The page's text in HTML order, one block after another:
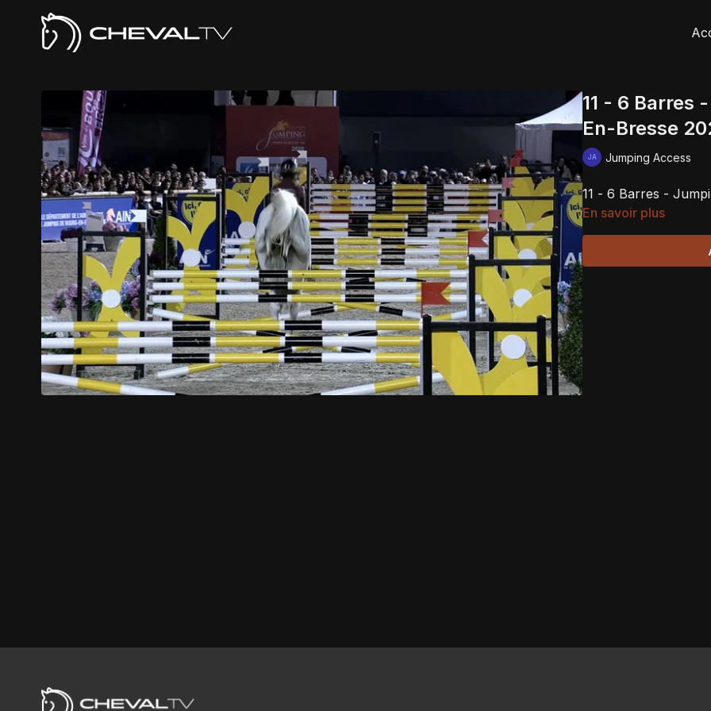
11 - 6 Barres
En-Bresse
Jumping Access
11 - 6 Barres -
En savoir plus